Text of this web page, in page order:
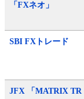
「FXネオ」
SBI FXトレード
JFX 「MATRIX TR